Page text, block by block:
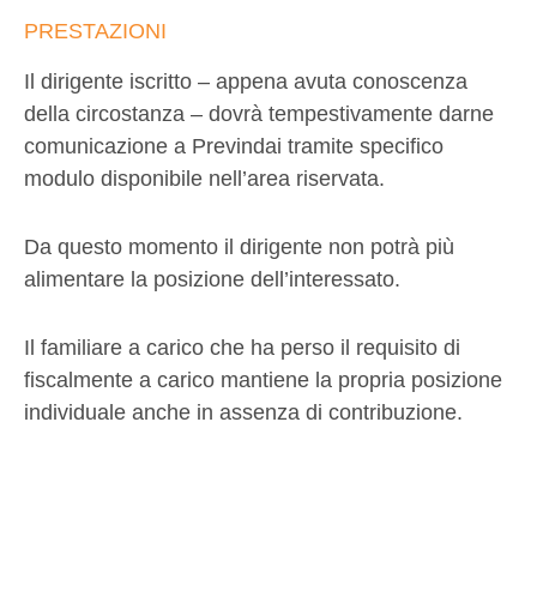
PRESTAZIONI
Il dirigente iscritto – appena avuta conoscenza
della circostanza – dovrà tempestivamente darne
comunicazione a Previndai tramite specifico
modulo disponibile nell’area riservata.
Da questo momento il dirigente non potrà più
alimentare la posizione dell’interessato.
Il familiare a carico che ha perso il requisito di
fiscalmente a carico mantiene la propria posizione
individuale anche in assenza di contribuzione.